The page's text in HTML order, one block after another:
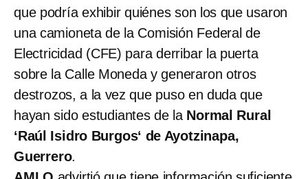
que podría exhibir quiénes son los que usaron
una camioneta de la Comisión Federal de
Electricidad (CFE) para derribar la puerta
sobre la Calle Moneda y generaron otros
destrozos, a la vez que puso en duda que
hayan sido estudiantes de la Normal Rural
‘Raúl Isidro Burgos‘ de Ayotzinapa,
Guerrero.